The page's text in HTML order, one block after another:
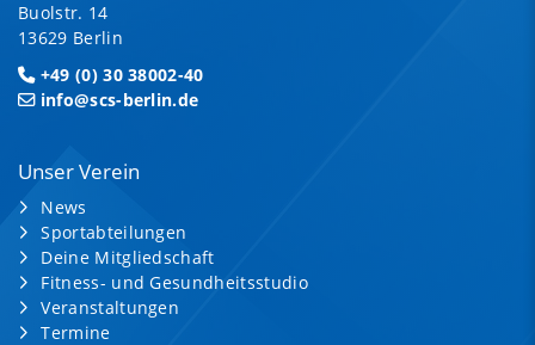
Buolstr. 14
13629 Berlin
+49 (0) 30 38002-40
info@scs-berlin.de
Unser Verein
News
Sportabteilungen
Deine Mitgliedschaft
Fitness- und Gesundheitsstudio
Veranstaltungen
Termine